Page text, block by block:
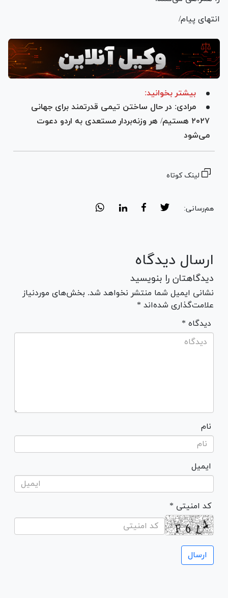
انتهای پیام/
بیشتر بخوانید:
مرادی: در حال ساختن تیمی قدرتمند برای جهانی
۲۰۲۷ هستیم/ هر وزنه‌بردار مستعدی به اردو دعوت
می‌شود
لینک کوتاه
هم‌رسانی:
ارسال دیدگاه
دیدگاهتان را بنویسید
نشانی ایمیل شما منتشر نخواهد شد. بخش‌های موردنیاز
علامت‌گذاری شده‌اند *
* دیدگاه
نام
ایمیل
* کد امنیتی